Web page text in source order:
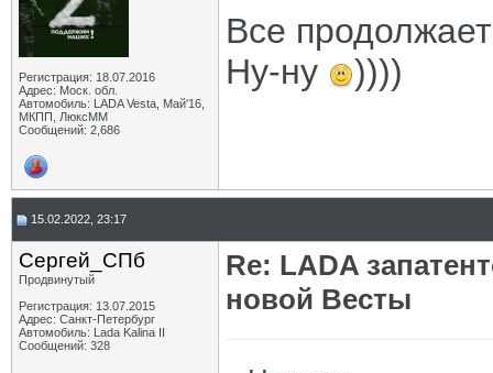
Регистрация: 18.07.2016
Адрес: Моск. обл.
Автомобиль: LADA Vesta, Май'16,
МКПП, ЛюксММ
Сообщений: 2,686
Все
Ну-ну
))))
15.02.2022, 23:17
Сергей_СПб
Продвинутый
Регистрация: 13.07.2015
Адрес: Санкт-Петербург
Автомобиль: Lada Kalina II
Сообщений: 328
Re: LADA
новой Весты